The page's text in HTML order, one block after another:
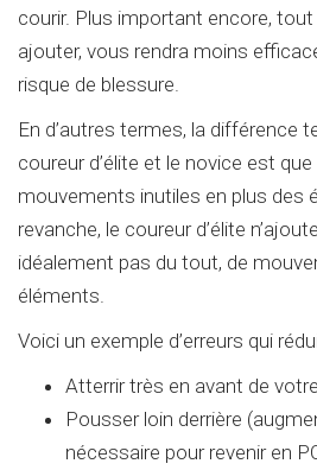
courir. Plus important encore,
ajouter, vous rendra moins
risque de blessure.
En d’autres termes, la différence
coureur d’élite et le novice est
mouvements inutiles en plus des
revanche, le coureur d’élite
idéalement pas du tout, de
éléments.
Voici un exemple d’erreurs qui
Atterrir très en avant de
Pousser loin derrière
nécessaire pour revenir en